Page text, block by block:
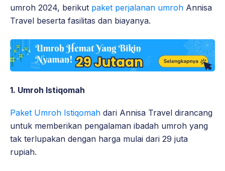
umroh 2024, berikut paket perjalanan umroh Annisa
Travel beserta fasilitas dan biayanya.
1. Umroh Istiqomah
Paket Umroh Istiqomah dari Annisa Travel dirancang
untuk memberikan pengalaman ibadah umroh yang
tak terlupakan dengan harga mulai dari 29 juta
rupiah.